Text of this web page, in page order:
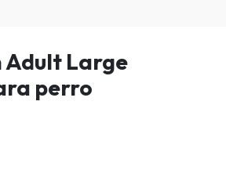
Adult Large
perro